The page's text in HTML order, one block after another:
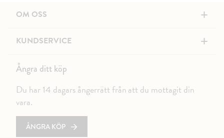
OM OSS +
KUNDSERVICE +
Ångra ditt köp
Du har 14 dagars ångerrätt från att du mottagit din
vara.
ÅNGRA KÖP